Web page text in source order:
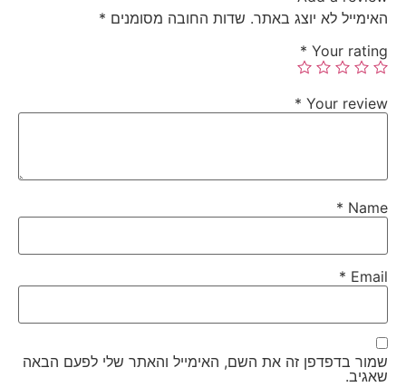
האימייל לא יוצג באתר. שדות החובה מסומנים *
Your rating
*
Your review
*
Name
*
Email
*
שמור בדפדפן זה את השם, האימייל והאתר שלי לפעם הבאה
שאגיב.